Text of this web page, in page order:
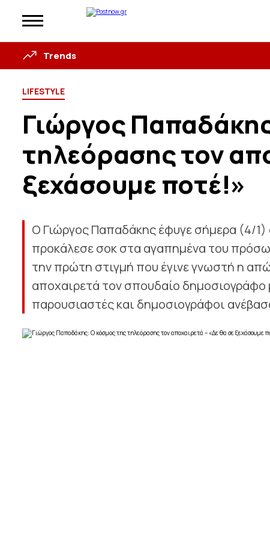
Trends
LIFESTYLE
Γιώργος
τηλεόρασης τον
ξεχάσουμε ποτέ!»
Ο Γιώργος Παπαδάκης έφυγε σήμερα (4/
προκάλεσε σοκ στα αγαπημένα του
την πρώτη στιγμή που έγινε γνωστή η
αποχαιρετά τον σπουδαίο δημοσιογράφο
παρουσιαστές και δημοσιογράφοι